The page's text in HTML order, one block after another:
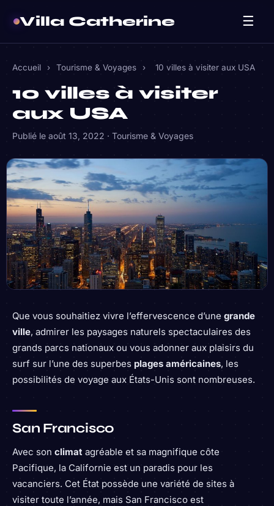
Villa Catherine ☰
Accueil › Tourisme & Voyages › 10 villes à visiter aux USA
10 villes à visiter
aux USA
Publié le août 13, 2022 · Tourisme & Voyages
Que vous souhaitiez vivre l’effervescence d’une grande
ville, admirer les paysages naturels spectaculaires des
grands parcs nationaux ou vous adonner aux plaisirs du
surf sur l’une des superbes plages américaines, les
possibilités de voyage aux États-Unis sont nombreuses.
San Francisco
Avec son climat agréable et sa magnifique côte
Pacifique, la Californie est un paradis pour les
vacanciers. Cet État possède une variété de sites à
visiter toute l’année, mais San Francisco est